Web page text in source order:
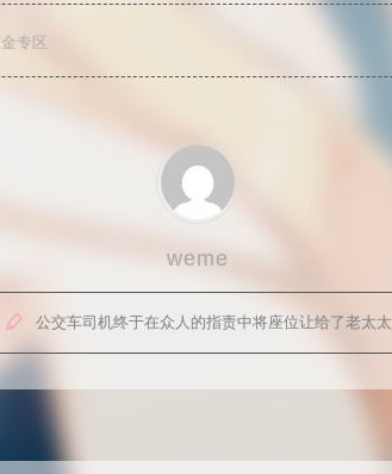
专区
weme
 公交车司机终于在众人的指责中将座位让给了老太太